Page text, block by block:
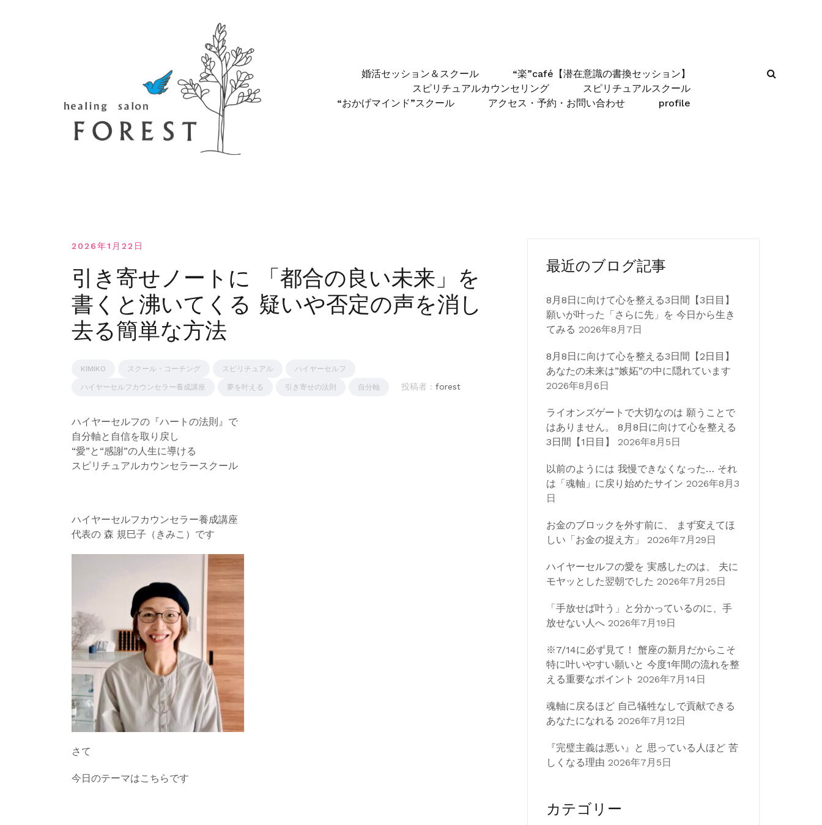
婚活セッション＆スクール
“楽”café【潜在意識の書換セッション】
スピリチュアルカウンセリング
スピリチュアルスクール
“おかげマインド”スクール
アクセス・予約・お問い合わせ profile
2026年1月22日
引き寄せノートに 「都合の良い未来」を
書くと沸いてくる 疑いや否定の声を消し
去る簡単な方法
KIMIKO スクール・コーチング スピリチュアル ハイヤーセルフ
ハイヤーセルフカウンセラー養成講座 夢を叶える 引き寄せの法則 自分軸 投稿者 : forest
ハイヤーセルフの『ハートの法則』で
自分軸と自信を取り戻し
“愛”と“感謝”の人生に導ける
スピリチュアルカウンセラースクール
ハイヤーセルフカウンセラー養成講座
代表の 森 規巳子（きみこ）です
さて
今日のテーマはこちらです
最近のブログ記事
8月8日に向けて心を整える3日間【3日目】
願いが叶った「さらに先」を 今日から生き
てみる 2026年8月7日
8月8日に向けて心を整える3日間【2日目】
あなたの未来は”嫉妬”の中に隠れています
2026年8月6日
ライオンズゲートで大切なのは 願うことで
はありません。 8月8日に向けて心を整える
3日間【1日目】
2026年8月5日
以前のようには 我慢できなくなった… それ
は「魂軸」に戻り始めたサイン 2026年8月3
日
お金のブロックを外す前に、 まず変えてほ
しい「お金の捉え方」
2026年7月29日
ハイヤーセルフの愛を 実感したのは、 夫に
モヤッとした翌朝でした 2026年7月25日
「手放せば叶う」と分かっているのに、手
放せない人へ 2026年7月19日
※7/14に必ず見て！ 蟹座の新月だからこそ
特に叶いやすい願いと 今度1年間の流れを整
える重要なポイント 2026年7月14日
魂軸に戻るほど 自己犠牲なしで貢献できる
あなたになれる 2026年7月12日
『完璧主義は悪い』と 思っている人ほど 苦
しくなる理由 2026年7月5日
カテゴリー